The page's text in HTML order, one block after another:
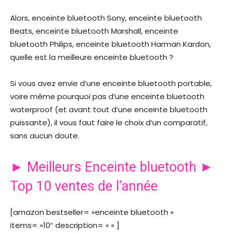
Alors, enceinte bluetooth Sony, enceinte bluetooth
Beats, enceinte bluetooth Marshall, enceinte
bluetooth Philips, enceinte bluetooth Harman Kardon,
quelle est la meilleure enceinte bluetooth ?
Si vous avez envie d’une enceinte bluetooth portable,
voire même pourquoi pas d’une enceinte bluetooth
waterproof (et avant tout d’une enceinte bluetooth
puissante), il vous faut faire le choix d’un comparatif,
sans aucun doute.
► Meilleurs Enceinte bluetooth ►
Top 10 ventes de l’année
[amazon bestseller= »enceinte bluetooth »
items= »10″ description= » « ]